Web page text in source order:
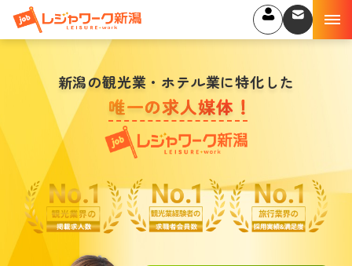
新潟の観光業・ホテル業に特化した
唯一の求人媒体 ！